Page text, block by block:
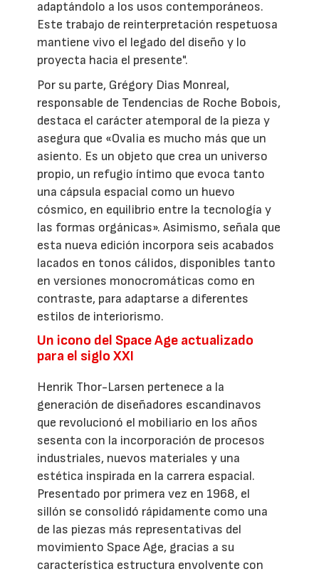
adaptándolo a los usos contemporáneos.
Este trabajo de reinterpretación respetuosa
mantiene vivo el legado del diseño y lo
proyecta hacia el presente".
Por su parte, Grégory Dias Monreal,
responsable de Tendencias de Roche Bobois,
destaca el carácter atemporal de la pieza y
asegura que «Ovalia es mucho más que un
asiento. Es un objeto que crea un universo
propio, un refugio íntimo que evoca tanto
una cápsula espacial como un huevo
cósmico, en equilibrio entre la tecnología y
las formas orgánicas». Asimismo, señala que
esta nueva edición incorpora seis acabados
lacados en tonos cálidos, disponibles tanto
en versiones monocromáticas como en
contraste, para adaptarse a diferentes
estilos de interiorismo.
Un icono del Space Age actualizado
para el siglo XXI
Henrik Thor-Larsen pertenece a la
generación de diseñadores escandinavos
que revolucionó el mobiliario en los años
sesenta con la incorporación de procesos
industriales, nuevos materiales y una
estética inspirada en la carrera espacial.
Presentado por primera vez en 1968, el
sillón se consolidó rápidamente como una
de las piezas más representativas del
movimiento Space Age, gracias a su
característica estructura envolvente con